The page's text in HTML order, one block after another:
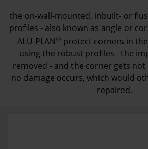
the on-wall-mounted, inbuilt- or
profiles - also known as angle or
ALU-PLAN® protect corners in
using the robust profiles - the
removed - and the corner gets
no damage occurs, which would
repaired.